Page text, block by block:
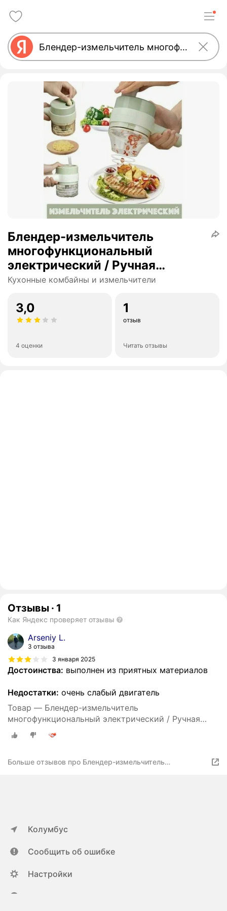
Блендер-измельчитель
многофункциональный
электрический / Ручная
овощерезка
Кухонные комбайны и измельчители
3,0
4 оценки
1
отзыв
Читать отзывы
Отзывы · 1
Как Яндекс проверяет отзывы
Arseniy L.
3 отзыва
3 января 2025
Достоинства: выполнен из приятных материалов
Недостатки: очень слабый двигатель
Товар — Блендер-измельчитель
многофункциональный электрический / Ручная
овощерезка
Больше отзывов про Блендер-измельчитель
Колумбус
Сообщить об ошибке
Настройки